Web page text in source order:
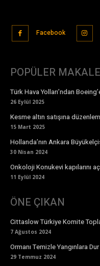
Facebook
POPÜLER
Türk Hava Yolları’ndan
26 Eylül 2025
Kesme altın satışına
15 Mart 2025
Hollanda’nın Ankara
30 Nisan 2024
Onkoloji Konukevi kapılarını
11 Eylül 2024
ÖNE ÇIKAN
Cittaslow Türkiye Komite
7 Ağustos 2024
Ormanı Temizle Yangınlara
29 Temmuz 2024